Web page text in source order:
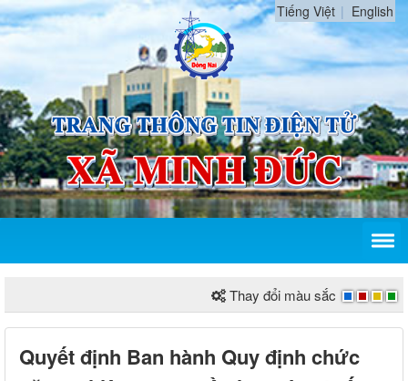
Tiếng Việt English
Thay đổi màu sắc
Quyết định Ban hành Quy định chức